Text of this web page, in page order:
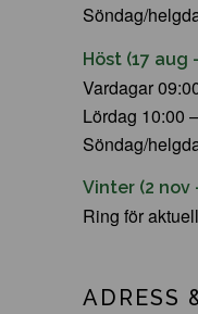
Söndag/
Höst (17 aug
Vardagar
Lördag 10:00
Söndag/
Vinter (2 nov
Ring för
ADRESS